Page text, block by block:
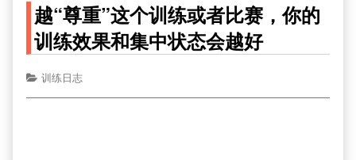
越“尊重”这个训练或者比赛，你的
训练效果和集中状态会越好
训练日志